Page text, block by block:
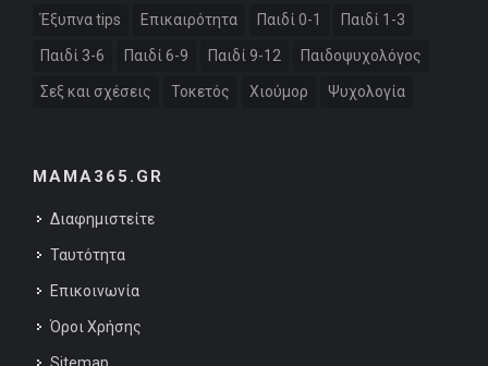
Έξυπνα tips Επικαιρότητα Παιδί 0-1 Παιδί 1-3
Παιδί 3-6 Παιδί 6-9 Παιδί 9-12 Παιδοψυχολόγος
Σεξ και σχέσεις Τοκετός Χιούμορ Ψυχολογία
MAMA365.GR
Διαφημιστείτε
Ταυτότητα
Επικοινωνία
Όροι Χρήσης